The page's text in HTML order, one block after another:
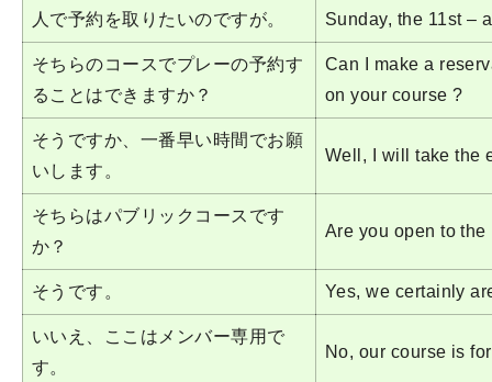
人で予約を取りたいのですが。
Sunday, the 11st –
そちらのコースでプレーの予約す
ることはできますか？
Can I make a
on your course ?
そうですか、一番早い時間でお願
いします。
Well, I will take the
そちらはパブリックコースです
か？
Are you open to the
そうです。 Yes, we certainly
いいえ、ここはメンバー専用で
す。
No, our course is